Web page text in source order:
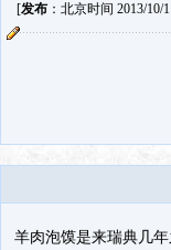
[发布：北京时间 2013/10/
羊肉泡馍是来瑞典几